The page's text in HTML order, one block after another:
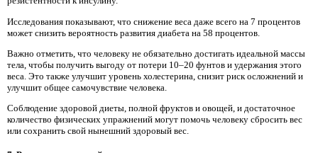
Исследования показывают, что снижение веса даже всего на 7 процентов
может снизить вероятность развития диабета на 58 процентов.
Важно отметить, что человеку не обязательно достигать идеальной массы
тела, чтобы получить выгоду от потери 10–20 фунтов и удержания этого
веса. Это также улучшит уровень холестерина, снизит риск осложнений и
улучшит общее самочувствие человека.
Соблюдение здоровой диеты, полной фруктов и овощей, и достаточное
количество физических упражнений могут помочь человеку сбросить вес
или сохранить свой нынешний здоровый вес.